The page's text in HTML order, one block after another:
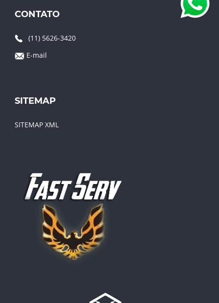
CONTATO
(11) 5626-3420
E-mail
SITEMAP
SITEMAP XML